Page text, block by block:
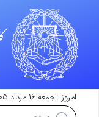
امروز : جمعه 16 مرداد 1405